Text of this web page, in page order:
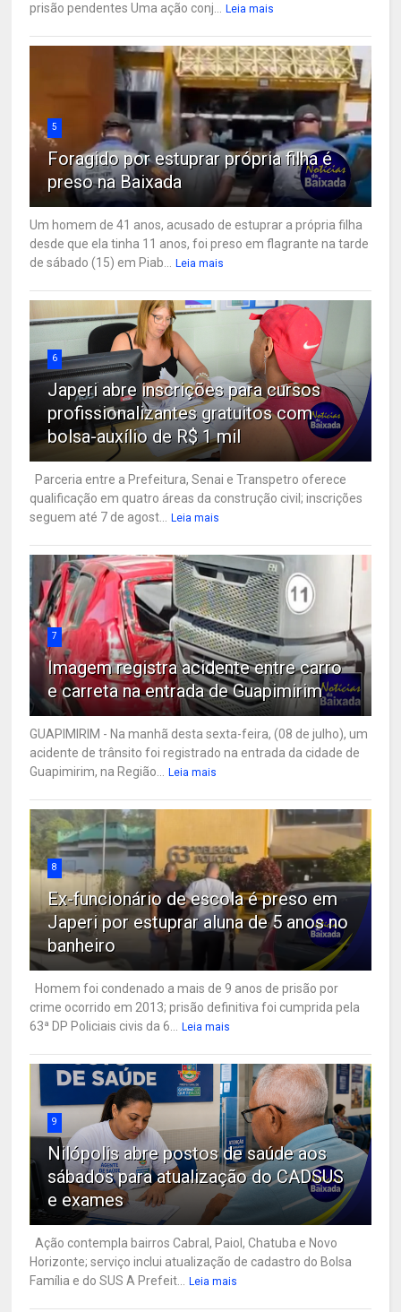
prisão pendentes Uma ação conj... Leia mais
5
Foragido por estuprar própria filha é
preso na Baixada
Um homem de 41 anos, acusado de estuprar a própria filha
desde que ela tinha 11 anos, foi preso em flagrante na tarde
de sábado (15) em Piab...
Leia mais
6
Japeri abre inscrições para cursos
profissionalizantes gratuitos com
bolsa-auxílio de R$ 1 mil
Parceria entre a Prefeitura, Senai e Transpetro oferece
qualificação em quatro áreas da construção civil; inscrições
seguem até 7 de agost...
Leia mais
7
Imagem registra acidente entre carro
e carreta na entrada de Guapimirim
GUAPIMIRIM - Na manhã desta sexta-feira, (08 de julho), um
acidente de trânsito foi registrado na entrada da cidade de
Guapimirim, na Região...
Leia mais
8
Ex-funcionário de escola é preso em
Japeri por estuprar aluna de 5 anos no
banheiro
Homem foi condenado a mais de 9 anos de prisão por
crime ocorrido em 2013; prisão definitiva foi cumprida pela
63ª DP Policiais civis da 6...
Leia mais
9
Nilópolis abre postos de saúde aos
sábados para atualização do CADSUS
e exames
Ação contempla bairros Cabral, Paiol, Chatuba e Novo
Horizonte; serviço inclui atualização de cadastro do Bolsa
Família e do SUS A Prefeit...
Leia mais